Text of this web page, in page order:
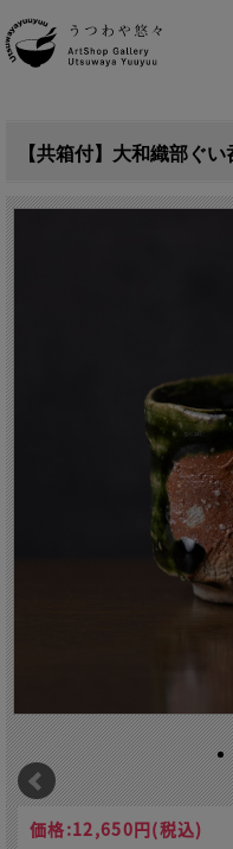
【共箱付】大和織部ぐ
価格:12,650円(税込)